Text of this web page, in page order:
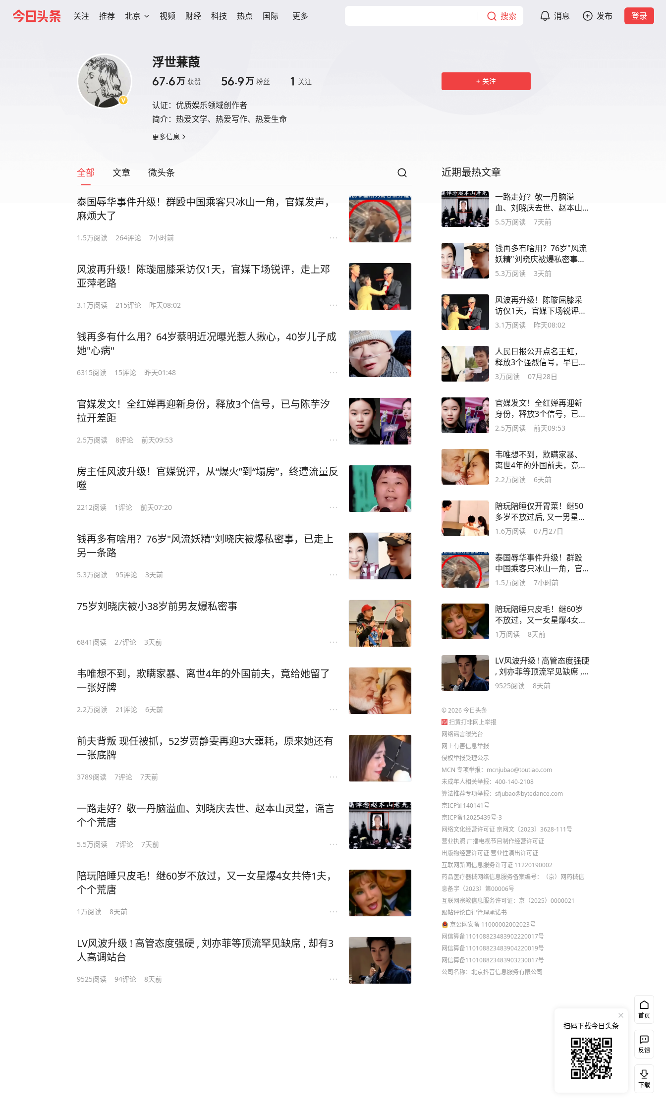
关注 推荐 北京 视频 财经 科技 热点 国际 更多 搜索 消息 发布 登录
浮世蒹葭
67.6万 获赞 56.9万 粉丝 1 关注
认证： 优质娱乐领域创作者
简介： 热爱文学、热爱写作、热爱生命
更多信息
关注
全部 文章 微头条
泰国辱华事件升级！群殴中国乘客只冰山一角，官媒发声，
麻烦大了
1.5万阅读 264评论 7小时前
风波再升级！陈璇屈膝采访仅1天，官媒下场锐评，走上邓
亚萍老路
3.1万阅读 215评论 昨天08:02
钱再多有什么用？64岁蔡明近况曝光惹人揪心，40岁儿子成
她"心病"
6315阅读 15评论 昨天01:48
官媒发文！全红婵再迎新身份，释放3个信号，已与陈芋汐
拉开差距
2.5万阅读 8评论 前天09:53
房主任风波升级！官媒锐评，从“爆火”到“塌房”，终遭流量反
噬
2212阅读 1评论 前天07:20
钱再多有啥用？76岁"风流妖精"刘晓庆被爆私密事，已走上
另一条路
5.3万阅读 95评论 3天前
75岁刘晓庆被小38岁前男友爆私密事
6841 阅读 27评论 3天前
韦唯想不到，欺瞒家暴、离世4年的外国前夫，竟给她留了
一张好牌
2.2万阅读 21评论 6天前
前夫背叛 现任被抓，52岁贾静雯再迎3大噩耗，原来她还有
一张底牌
3789阅读 7评论 7天前
一路走好？敬一丹脑溢血、刘晓庆去世、赵本山灵堂，谣言
个个荒唐
5.5万阅读 7评论 7天前
陪玩陪睡只皮毛！继60岁不放过，又一女星爆4女共侍1夫，
个个荒唐
1万阅读 8天前
LV风波升级 ! 高管态度强硬 , 刘亦菲等顶流罕见缺席 , 却有3
人高调站台
9525阅读 94评论 8天前
近期最热文章
一路走好？敬一丹脑溢
血、刘晓庆去世、赵本山
灵堂，谣言个个荒唐
5.5万阅读 7天前
钱再多有啥用？76岁"风流
妖精"刘晓庆被爆私密事，
已走上另一条路
5.3万阅读 3天前
风波再升级！陈璇屈膝采
访仅1天，官媒下场锐评，
走上邓亚萍老路
3.1万阅读 昨天08:02
人民日报公开点名王虹，
释放3个强烈信号，早已与
韦东奕拉开差距
3万阅读 07月28日
官媒发文！全红婵再迎新
身份，释放3个信号，已与
陈芋汐拉开差距
2.5万阅读 前天09:53
韦唯想不到，欺瞒家暴、
离世4年的外国前夫，竟给
她留了一张好牌
2.2万阅读 6天前
陪玩陪睡仅开胃菜！继50
多岁不放过后, 又一男星自
爆被富婆潜规则
1.6万阅读 07月27日
泰国辱华事件升级！群殴
中国乘客只冰山一角，官
媒发声，麻烦大了
1.5万阅读 7小时前
陪玩陪睡只皮毛！继60岁
不放过，又一女星爆4女共
侍1夫，个个荒唐
1万阅读 8天前
LV风波升级 ! 高管态度强硬
, 刘亦菲等顶流罕见缺席 ,
却有3人高调站台
9525阅读 8天前
©2026今日头条
扫黄打非网上举报
网络谣言曝光台
网上有害信息举报
侵权举报受理公示
MCN 专项举报：mcnjubao@toutiao.com
未成年人相关举报：400-140-2108
算法推荐专项举报：sfjubao@bytedance.com
京ICP证140141号
京ICP备12025439号-3
网络文化经营许可证 京网文〔2023〕3628-111号
营业执照 广播电视节目制作经营许可证
出版物经营许可证 营业性演出许可证
互联网新闻信息服务许可证 11220190002
药品医疗器械网络信息服务备案编号：（京）网药械信
息备字（2023）第00006号
互联网宗教信息服务许可证：京（2025）0000021
跟帖评论自律管理承诺书
京公网安备 11000002002023号
网信算备110108823483902220017号
网信算备110108823483904220019号
网信算备110108823483903230017号
公司名称：北京抖音信息服务有限公司
首页
反馈
下载
扫码下载今日头条